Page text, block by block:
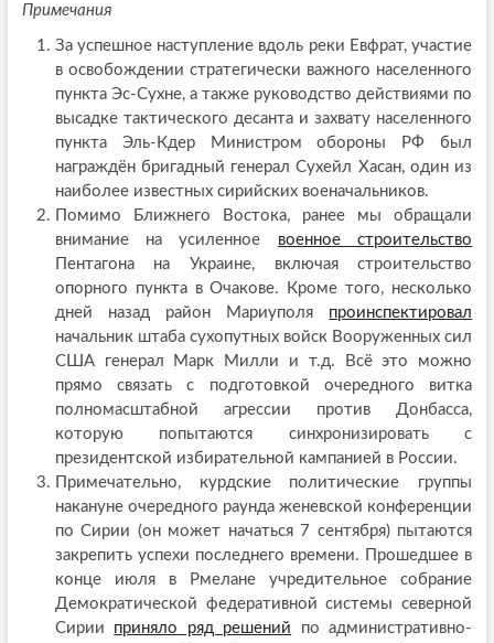
Примечания
За успешное наступление вдоль реки Евфрат, участие
в освобождении стратегически важного населенного
пункта Эс-Сухне, а также руководство действиями по
высадке тактического десанта и захвату населенного
пункта Эль-Кдер Министром обороны РФ был
награждён бригадный генерал Сухейл Хасан, один из
наиболее известных сирийских военачальников.
Помимо Ближнего Востока, ранее мы обращали
внимание на усиленное военное строительство
Пентагона на Украине, включая строительство
опорного пункта в Очакове. Кроме того, несколько
дней назад район Мариуполя проинспектировал
начальник штаба сухопутных войск Вооруженных сил
США генерал Марк Милли и т.д. Всё это можно
прямо связать с подготовкой очередного витка
полномасштабной агрессии против Донбасса,
которую попытаются синхронизировать с
президентской избирательной кампанией в России.
Примечательно, курдские политические группы
накануне очередного раунда женевской конференции
по Сирии (он может начаться 7 сентября) пытаются
закрепить успехи последнего времени. Прошедшее в
конце июля в Рмелане учредительное собрание
Демократической федеративной системы северной
Сирии приняло ряд решений по административно-